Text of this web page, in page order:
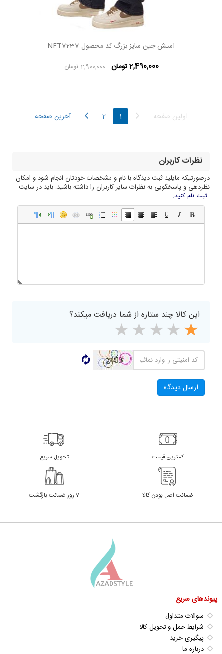
اسلش جین سایز بزرگ کد محصول NFT7237
2,490,000 تومان 2,900,000 تومان
اولین صفحه 1
2 آخرین صفحه
نظرات کاربران
درصورتیکه مایلید ثبت دیدگاه با نام و مشخصات خودتان انجام شود و امکان
نظردهی و پاسخگویی به نظرات سایر کاربران را داشته باشید، باید در سایت
ثبت نام کنید.
این کالا چند ستاره از شما دریافت میکند؟
کمترین قیمت تحویل سریع
ضمانت اصل بودن کالا 7 روز ضمانت بازگشت
پیوندهای سریع
سوالات متداول
شرایط حمل و تحویل کالا
پیگیری خرید
درباره ما